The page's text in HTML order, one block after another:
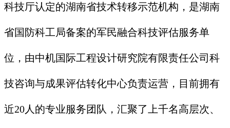
科技厅认定的湖南省技术转移示范机构，是湖南
省国防科工局备案的军民融合科技评估服务单
位，由中机国际工程设计研究院有限责任公司科
技咨询与成果评估转化中心负责运营，目前拥有
近20人的专业服务团队，汇聚了上千名高层次、